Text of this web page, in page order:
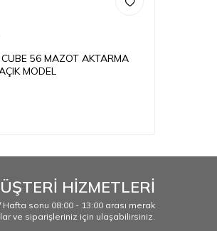
56 MAZOT AKTARMA
MODEL
HİZMETLERİ
sonu 08:00 - 13:00 arası merak
ve siparişleriniz için ulaşabilirsiniz.